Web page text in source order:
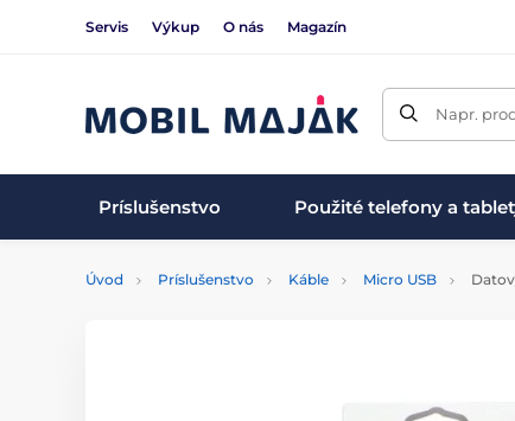
Servis Výkup O nás Magazín
Napr.
Príslušenstvo Použité telefony a
Úvod Príslušenstvo Káble Micro USB